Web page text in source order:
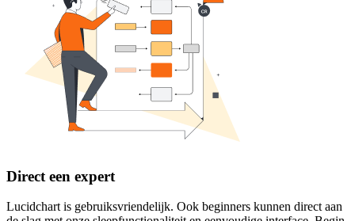
Direct een expert
Lucidchart is gebruiksvriendelijk. Ook beginners kunnen direct aan